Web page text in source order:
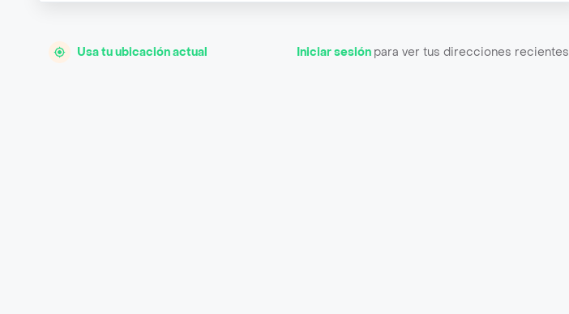
Usa tu ubicación actual Iniciar sesión para ver tus direcciones recientes